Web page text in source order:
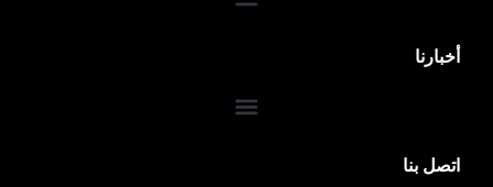
أخبارنا
اتصل بنا